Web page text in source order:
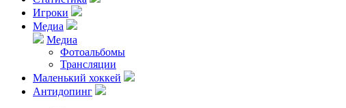
Игроки
Медиа
Медиа
Фотоальбомы
Трансляции
Маленький хоккей
Антидопинг